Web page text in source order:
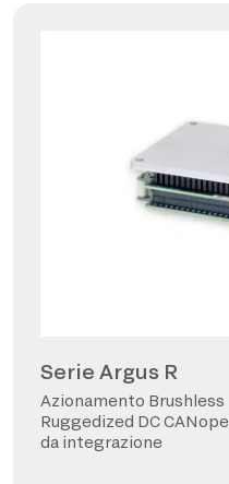
Serie Argus R
Azionamento Brushless
Ruggedized DC
da integrazione